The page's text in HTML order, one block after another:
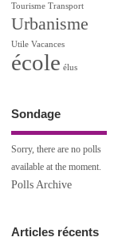
Tourisme Transport
Urbanisme
Utile Vacances
école élus
Sondage
Sorry, there are no polls
available at the moment.
Polls Archive
Articles récents